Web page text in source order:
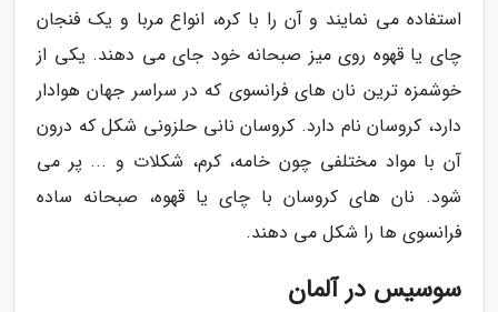
استفاده می نمایند و آن را با کره، انواع مربا و یک فنجان
چای یا قهوه روی میز صبحانه خود جای می دهند. یکی از
خوشمزه ترین نان های فرانسوی که در سراسر جهان هوادار
دارد، کروسان نام دارد. کروسان نانی حلزونی شکل که درون
آن با مواد مختلفی چون خامه، کرم، شکلات و ... پر می
شود. نان های کروسان با چای یا قهوه، صبحانه ساده
فرانسوی ها را شکل می دهند.
سوسیس در آلمان